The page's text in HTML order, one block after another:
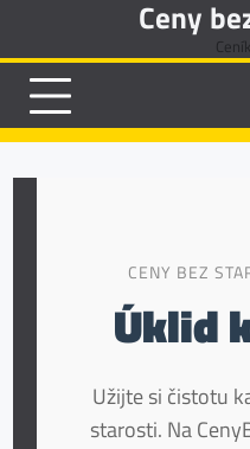
content
Ceny
CENY BEZ
Úklid
Užijte si čistotu
starosti. Na